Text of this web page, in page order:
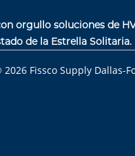
orgullo soluciones de
de la Estrella Solitaria.
2026 Fissco Supply Dallas-